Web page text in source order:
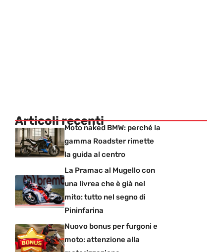
Articoli recentiMoto naked BMW: perché la
gamma Roadster rimette
la guida al centro
La Pramac al Mugello con
una livrea che è già nel
mito: tutto nel segno di
Pininfarina
Nuovo bonus per furgoni e
moto: attenzione alla